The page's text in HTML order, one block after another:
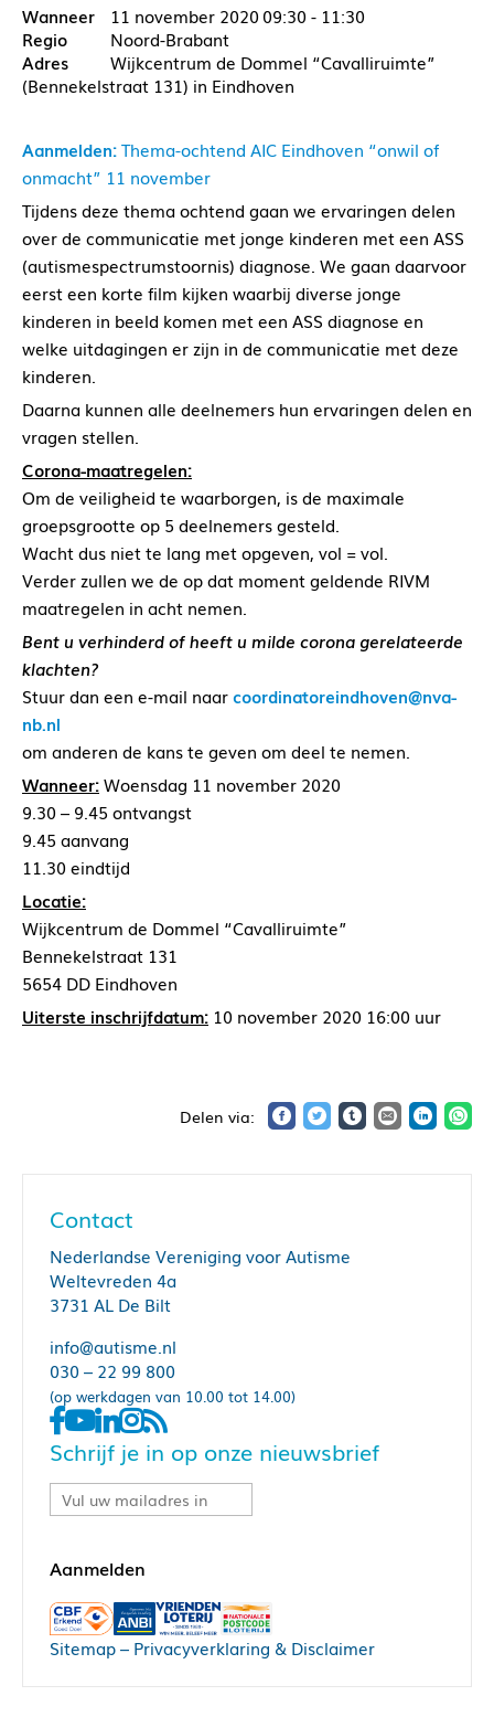
11 november 202009:30 - 11:30
Noord-Brabant
Wijkcentrum de Dommel “Cavalliruimte”
(Bennekelstraat 131) in Eindhoven
Aanmelden:Thema-ochtend AIC Eindhoven “onwil of
onmacht” 11 november
Tijdens deze thema ochtend gaan we ervaringen delen
over de communicatie met jonge kinderen met een ASS
(autismespectrumstoornis) diagnose. We gaan daarvoor
eerst een korte film kijken waarbij diverse jonge
kinderen in beeld komen met een ASS diagnose en
welke uitdagingen er zijn in de communicatie met deze
kinderen.
Daarna kunnen alle deelnemers hun ervaringen delen en
vragen stellen.
Corona-maatregelen:
Om de veiligheid te waarborgen, is de maximale
groepsgrootte op 5 deelnemers gesteld.
Wacht dus niet te lang met opgeven, vol = vol.
Verder zullen we de op dat moment geldende RIVM
maatregelen in acht nemen.
Bent u verhinderd of heeft u milde corona gerelateerde
klachten?
Stuur dan een e-mail naarcoordinatoreindhoven@nva-
nb.nl
om anderen de kans te geven om deel te nemen.
Wanneer:Woensdag 11 november 2020
9.30 – 9.45 ontvangst
9.45 aanvang
11.30 eindtijd
Locatie:
Wijkcentrum de Dommel “Cavalliruimte”
Bennekelstraat 131
5654 DD Eindhoven
Uiterste inschrijfdatum: 10 november 2020 16:00 uur
Contact
Nederlandse Vereniging voor Autisme
Weltevreden 4a
3731 AL De Bilt
info@autisme.nl
030 – 22 99 800
(op werkdagen van 10.00 tot 14.00)
Schrijf je in op onze nieuwsbrief
Sitemap– Privacyverklaring & Disclaimer